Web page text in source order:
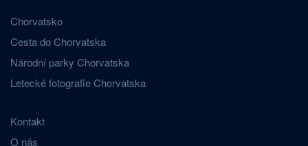
Chorvatsko
Cesta do Chorvatska
Národní parky Chorvatska
Letecké fotografie Chorvatska
Kontakt
O nás